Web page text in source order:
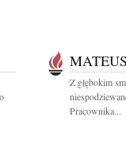
Z głębokim
Pracownika...